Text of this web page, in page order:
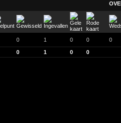
0 1 0 0 0
0 1 0 0